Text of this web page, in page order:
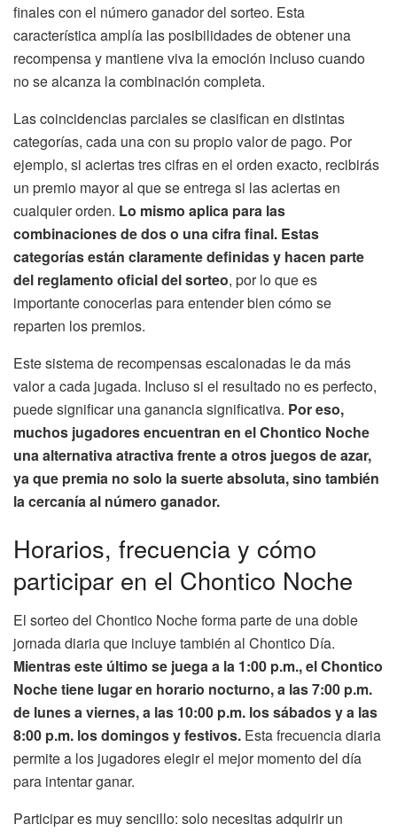
finales con el número ganador del sorteo. Esta
característica amplía las posibilidades de obtener una
recompensa y mantiene viva la emoción incluso cuando
no se alcanza la combinación completa.
Las coincidencias parciales se clasifican en distintas
categorías, cada una con su propio valor de pago. Por
ejemplo, si aciertas tres cifras en el orden exacto, recibirás
un premio mayor al que se entrega si las aciertas en
cualquier orden. Lo mismo aplica para las
combinaciones de dos o una cifra final. Estas
categorías están claramente definidas y hacen parte
del reglamento oficial del sorteo, por lo que es
importante conocerlas para entender bien cómo se
reparten los premios.
Este sistema de recompensas escalonadas le da más
valor a cada jugada. Incluso si el resultado no es perfecto,
puede significar una ganancia significativa. Por eso,
muchos jugadores encuentran en el Chontico Noche
una alternativa atractiva frente a otros juegos de azar,
ya que premia no solo la suerte absoluta, sino también
la cercanía al número ganador.
Horarios, frecuencia y cómo
participar en el Chontico Noche
El sorteo del Chontico Noche forma parte de una doble
jornada diaria que incluye también al Chontico Día.
Mientras este último se juega a la 1:00 p.m., el Chontico
Noche tiene lugar en horario nocturno, a las 7:00 p.m.
de lunes a viernes, a las 10:00 p.m. los sábados y a las
8:00 p.m. los domingos y festivos. Esta frecuencia diaria
permite a los jugadores elegir el mejor momento del día
para intentar ganar.
Participar es muy sencillo: solo necesitas adquirir un